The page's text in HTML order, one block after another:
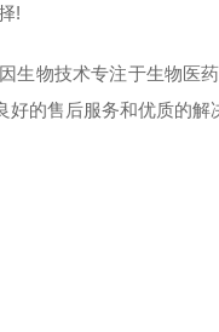
!
物技术专注于生物医
的售后服务和优质的解